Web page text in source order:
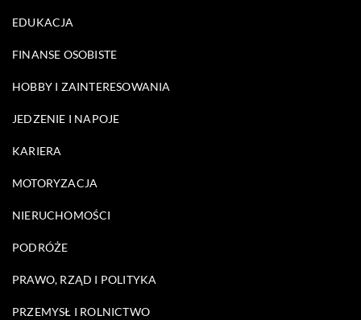
EDUKACJA
FINANSE OSOBISTE
HOBBY I ZAINTERESOWANIA
JEDZENIE I NAPOJE
KARIERA
MOTORYZACJA
NIERUCHOMOŚCI
PODRÓŻE
PRAWO, RZĄD I POLITYKA
PRZEMYSŁ I ROLNICTWO